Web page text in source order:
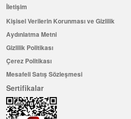
İletişim
Kişisel Verilerin Korunması ve Gizlilik
Aydınlatma Metni
Gizlilik Politikası
Çerez Politikası
Mesafeli Satış Sözleşmesi
Sertifikalar